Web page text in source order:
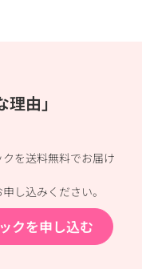
由」
を送料無料でお届け
し込みください。
クを申し込む